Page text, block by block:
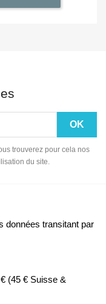
trouverez pour cela nos
du site.
données transitant par
(45 € Suisse &